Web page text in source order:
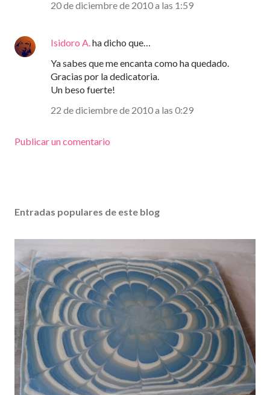
20 de diciembre de 2010 a las 1:59
Isidoro A.ha dicho que…
Ya sabes que me encanta como ha quedado.
Gracias por la dedicatoria.
Un beso fuerte!
22 de diciembre de 2010 a las 0:29
Publicar un comentario
Entradas populares de este blog